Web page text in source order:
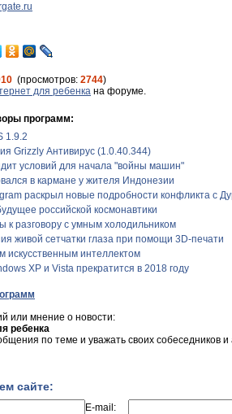
(просмотров: 2744)
для ребенка на форуме.
программ:
1.9.2
Grizzly Антивирус (1.0.40.344)
условий для начала "войны машин"
в кармане у жителя Индонезии
раскрыл новые подробности конфликта с
российской космонавтики
к разговору с умным холодильником
живой сетчатки глаза при помощи 3D-печати
интеллектом
XP и Vista прекратится в 2018 году
или мнение о новости:
ребенка
по теме и уважать своих собеседников и
сайте:
E-mail: